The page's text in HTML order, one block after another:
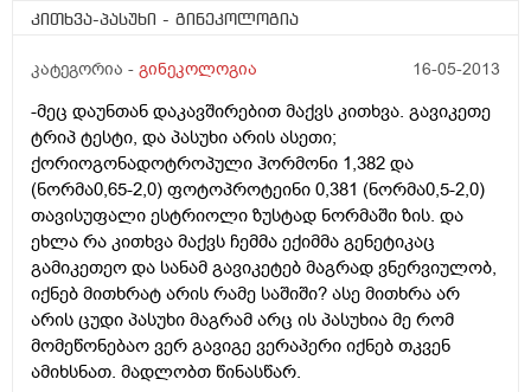
კითხვა-პასუხი - გინეკოლოგია
კატეგორია - გინეკოლოგია 16-05-2013
-მეც დაუნთან დაკავშირებით მაქვს კითხვა. გავიკეთე
ტრიპ ტესტი, და პასუხი არის ასეთი;
ქორიოგონადოტროპული ჰორმონი 1,382 და
(ნორმა0,65-2,0) ფოტოპროტეინი 0,381 (ნორმა0,5-2,0)
თავისუფალი ესტრიოლი ზუსტად ნორმაში ზის. და
ეხლა რა კითხვა მაქვს ჩემმა ექიმმა გენეტიკაც
გამიკეთეო და სანამ გავიკეტებ მაგრად ვნერვიულობ,
იქნებ მითხრატ არის რამე საშიში? ასე მითხრა არ
არის ცუდი პასუხი მაგრამ არც ის პასუხია მე რომ
მომეწონებაო ვერ გავიგე ვერაპერი იქნებ თკვენ
ამიხსნათ. მადლობთ წინასწარ.